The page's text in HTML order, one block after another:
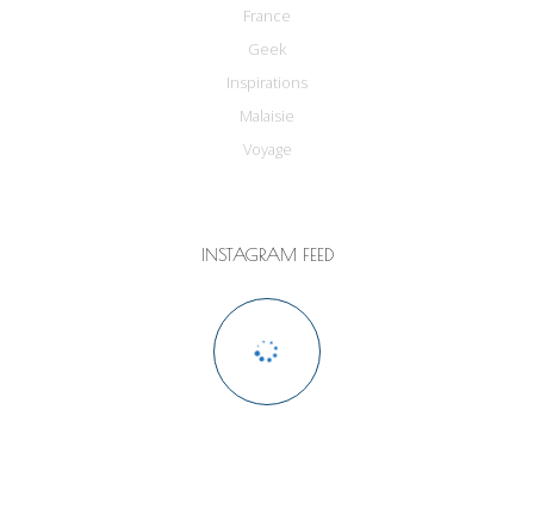
France
Geek
Inspirations
Malaisie
Voyage
INSTAGRAM FEED